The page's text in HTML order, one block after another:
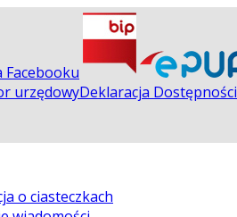
Facebooku
urzędowyDeklaracja Dostępności
o ciasteczkach